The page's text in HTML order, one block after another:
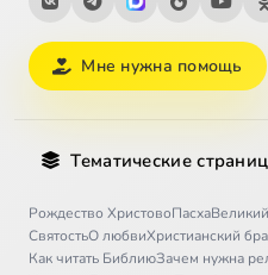
Мне нужна помощь
Тематические
Рождество ХристовоПасха
СвятостьО любвиХристианский
Как читать БиблиюЗачем нужна